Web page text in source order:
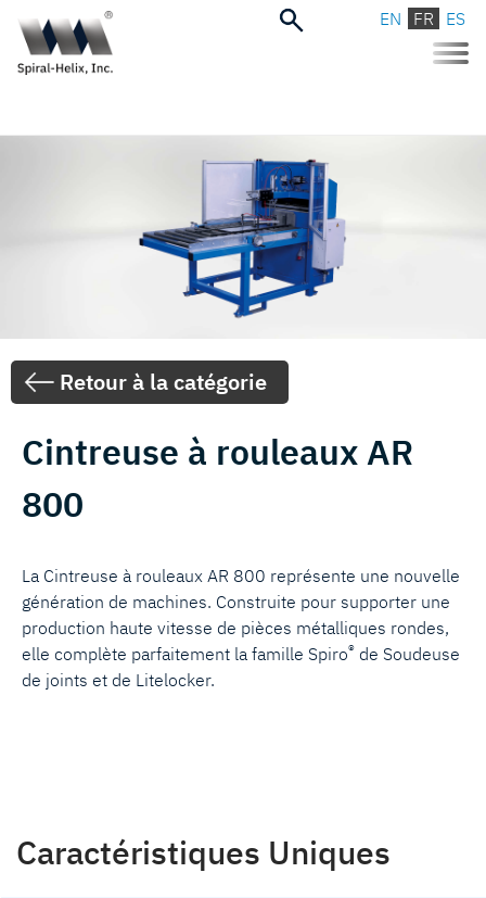
Toggle
EN FR ES
Retour à la catégorie
Cintreuse à rouleaux AR
800
La Cintreuse à rouleaux AR 800 représente une nouvelle
génération de machines. Construite pour supporter une
production haute vitesse de pièces métalliques rondes,
elle complète parfaitement la famille Spiro® de Soudeuse
de joints et de Litelocker.
Caractéristiques Uniques